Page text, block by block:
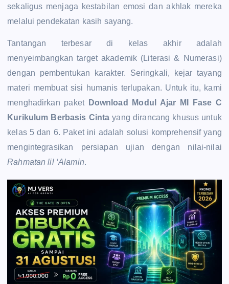
sekaligus menjaga kestabilan emosi dan akhlak mereka
melalui pendekatan kasih sayang.
Tantangan terbesar di kelas akhir adalah
menyeimbangkan target akademik (Literasi & Numerasi)
dengan pembentukan karakter. Seringkali, kejar tayang
materi membuat sisi humanis terlupakan. Untuk itu, kami
menghadirkan paket Download Modul Ajar MI Fase C
Kurikulum Berbasis Cinta yang dirancang khusus untuk
kelas 5 dan 6. Paket ini adalah solusi komprehensif yang
mengintegrasikan persiapan ujian dengan nilai-nilai
Rahmatan lil ‘Alamin.